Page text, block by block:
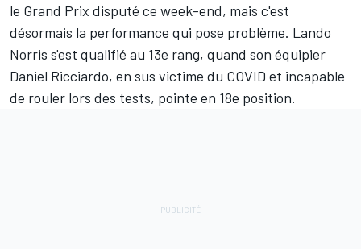
le Grand Prix disputé ce week-end, mais c'est
désormais la performance qui pose problème. Lando
Norris s'est qualifié au 13e rang, quand son équipier
Daniel Ricciardo, en sus victime du COVID et incapable
de rouler lors des tests, pointe en 18e position.